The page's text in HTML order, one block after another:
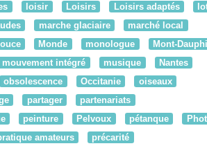
loisir Loisirs Loisirs adaptés
marche glaciaire
marché local
Monde monologue
Mont-
mouvement intégré musique
Nantes
obsolescence Occitanie
oiseaux
partager
partenariats
peinture Pelvoux pétanque
amateurs
précarité